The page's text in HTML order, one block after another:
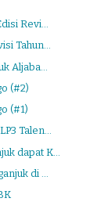
Revi...
Tahun...
Aljaba...
(#2)
(#1)
Talen...
dapat K...
di ...